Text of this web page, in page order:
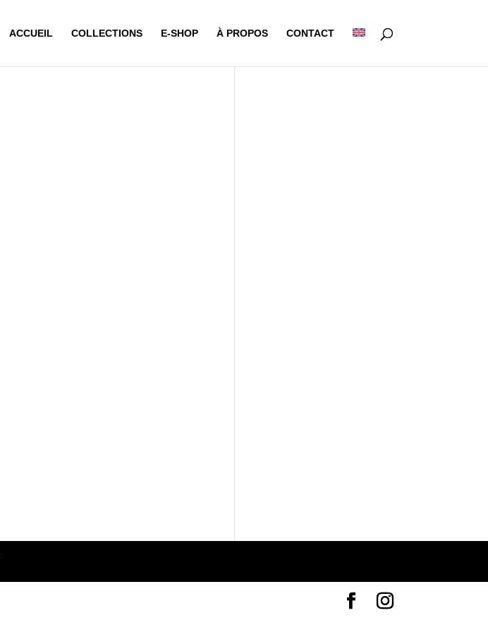
ACCUEIL COLLECTIONS E-SHOP À PROPOS CONTACT